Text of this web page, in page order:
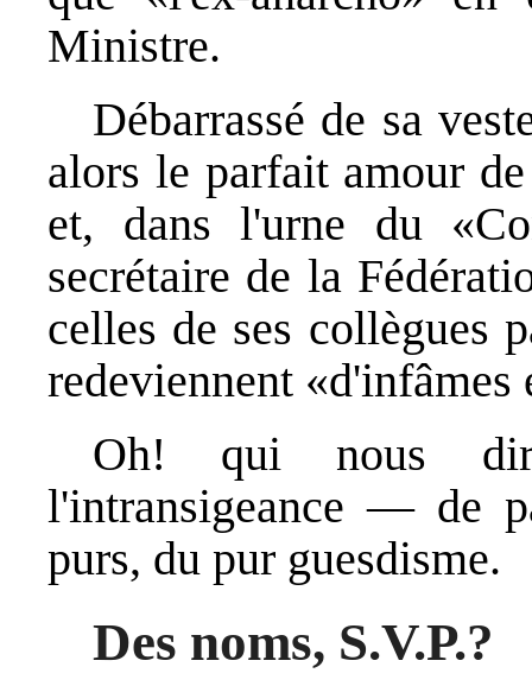
Ministre.
Débarrassé de sa
alors le parfait amour
et, dans l'urne du
secrétaire de la
celles de ses collègues
redeviennent «d'infâmes
Oh! qui nous
l'intransigeance — de
purs, du pur guesdisme.
Des noms, S.V.P.?